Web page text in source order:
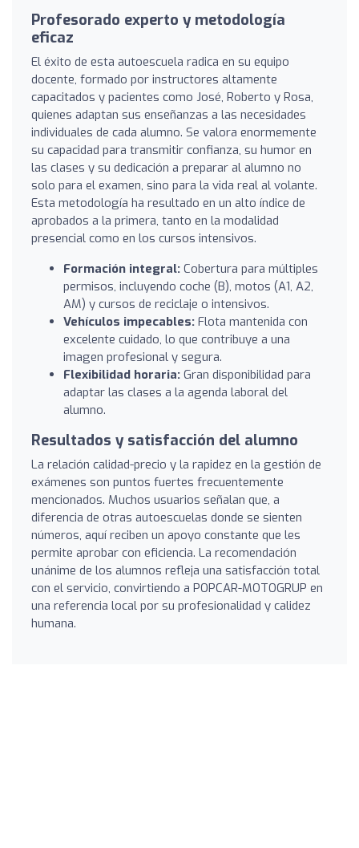
Profesorado experto y metodología
eficaz
El éxito de esta autoescuela radica en su equipo
docente, formado por instructores altamente
capacitados y pacientes como José, Roberto y Rosa,
quienes adaptan sus enseñanzas a las necesidades
individuales de cada alumno. Se valora enormemente
su capacidad para transmitir confianza, su humor en
las clases y su dedicación a preparar al alumno no
solo para el examen, sino para la vida real al volante.
Esta metodología ha resultado en un alto índice de
aprobados a la primera, tanto en la modalidad
presencial como en los cursos intensivos.
Formación integral: Cobertura para múltiples
permisos, incluyendo coche (B), motos (A1, A2,
AM) y cursos de reciclaje o intensivos.
Vehículos impecables: Flota mantenida con
excelente cuidado, lo que contribuye a una
imagen profesional y segura.
Flexibilidad horaria: Gran disponibilidad para
adaptar las clases a la agenda laboral del
alumno.
Resultados y satisfacción del alumno
La relación calidad-precio y la rapidez en la gestión de
exámenes son puntos fuertes frecuentemente
mencionados. Muchos usuarios señalan que, a
diferencia de otras autoescuelas donde se sienten
números, aquí reciben un apoyo constante que les
permite aprobar con eficiencia. La recomendación
unánime de los alumnos refleja una satisfacción total
con el servicio, convirtiendo a POPCAR-MOTOGRUP en
una referencia local por su profesionalidad y calidez
humana.